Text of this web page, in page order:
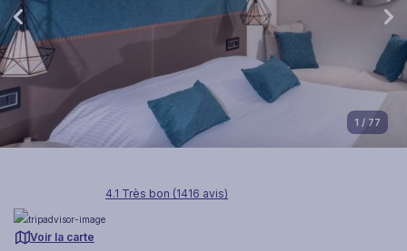
1 / 77
4.1 Très bon (1416 avis)
Voir la carte